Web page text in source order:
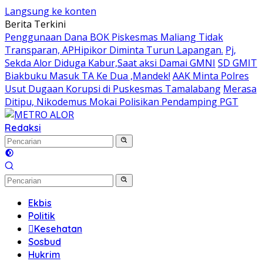
Langsung ke konten
Berita Terkini
Penggunaan Dana BOK Piskesmas Maliang Tidak
Transparan, APHipikor Diminta Turun Lapangan. Pj,
Sekda Alor Diduga Kabur,Saat aksi Damai GMNI SD GMIT
Biakbuku Masuk TA Ke Dua ,Mandek! AAK Minta Polres
Usut Dugaan Korupsi di Puskesmas Tamalabang Merasa
Ditipu, Nikodemus Mokai Polisikan Pendamping PGT
Redaksi
Ekbis
Politik
Kesehatan
Sosbud
Hukrim